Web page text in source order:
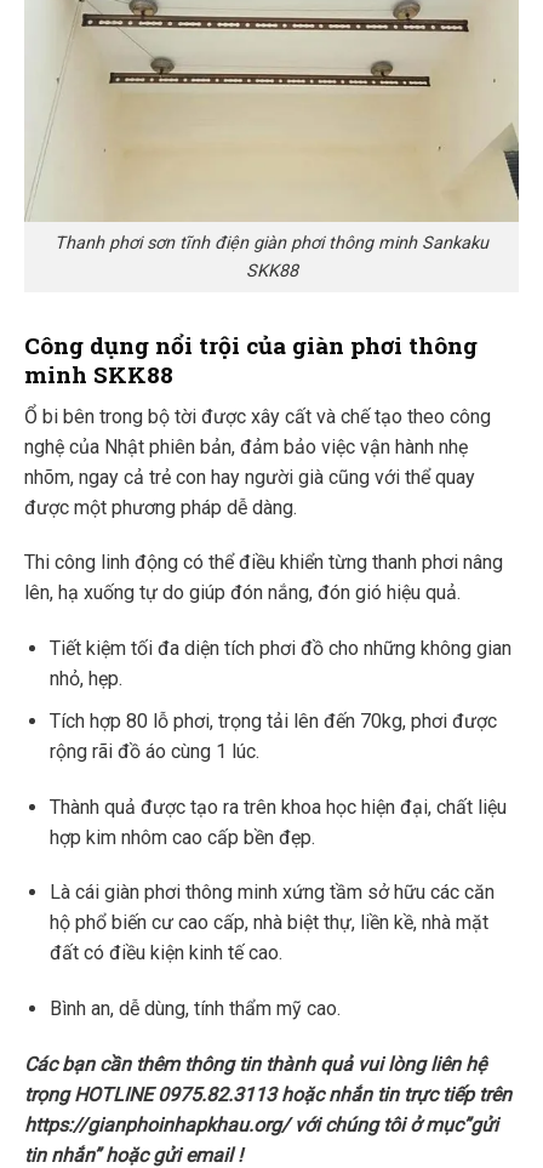
Thanh phơi sơn tĩnh điện giàn phơi thông minh Sankaku
SKK88
Công dụng nổi trội của giàn phơi thông
minh SKK88
Ổ bi bên trong bộ tời được xây cất và chế tạo theo công
nghệ của Nhật phiên bản, đảm bảo việc vận hành nhẹ
nhõm, ngay cả trẻ con hay người già cũng với thể quay
được một phương pháp dễ dàng.
Thi công linh động có thể điều khiển từng thanh phơi nâng
lên, hạ xuống tự do giúp đón nắng, đón gió hiệu quả.
Tiết kiệm tối đa diện tích phơi đồ cho những không gian
nhỏ, hẹp.
Tích hợp 80 lỗ phơi, trọng tải lên đến 70kg, phơi được
rộng rãi đồ áo cùng 1 lúc.
Thành quả được tạo ra trên khoa học hiện đại, chất liệu
hợp kim nhôm cao cấp bền đẹp.
Là cái giàn phơi thông minh xứng tầm sở hữu các căn
hộ phổ biến cư cao cấp, nhà biệt thự, liền kề, nhà mặt
đất có điều kiện kinh tế cao.
Bình an, dễ dùng, tính thẩm mỹ cao.
Các bạn cần thêm thông tin thành quả vui lòng liên hệ
trọng HOTLINE 0975.82.3113 hoặc nhắn tin trực tiếp trên
https://gianphoinhapkhau.org/ với chúng tôi ở mục”gửi
tin nhắn” hoặc gửi email !